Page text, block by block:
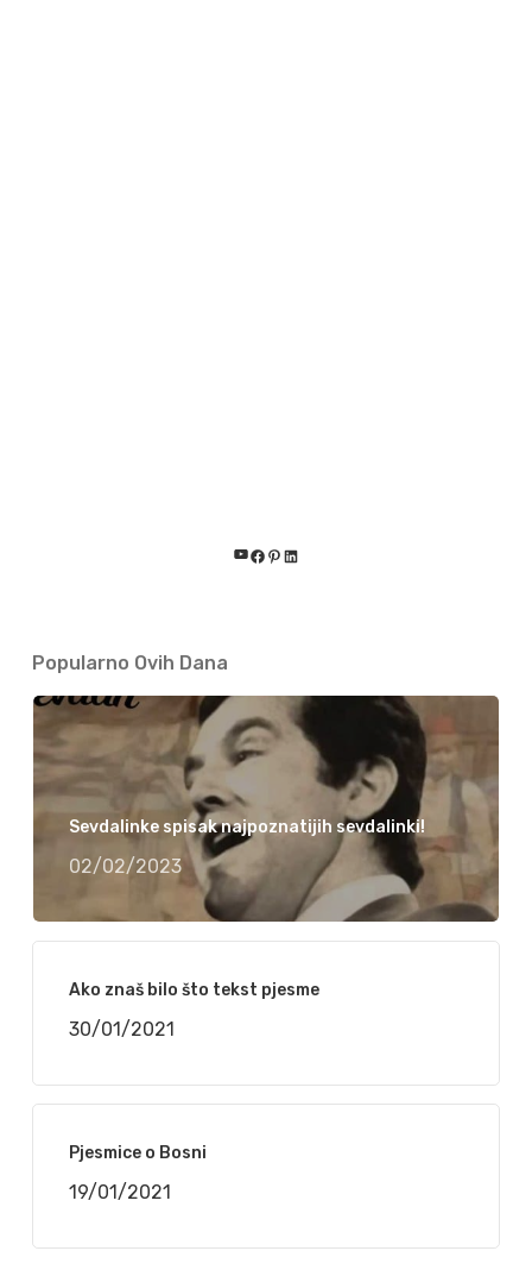
YouTube
Facebook
Pinterest
LinkedIn
Popularno Ovih Dana
Sevdalinke spisak najpoznatijih sevdalinki!
02/02/2023
Ako znaš bilo što tekst pjesme
30/01/2021
Pjesmice o Bosni
19/01/2021